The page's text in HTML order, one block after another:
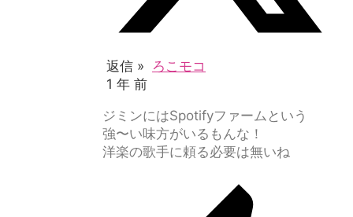
返信 » ろこモコ
1 年 前
ジミンにはSpotifyファームという
強〜い味方がいるもんな！
洋楽の歌手に頼る必要は無いね